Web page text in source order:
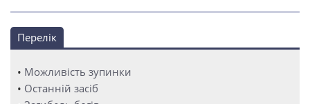
Перелік
• Можливість зупинки
• Останній засіб